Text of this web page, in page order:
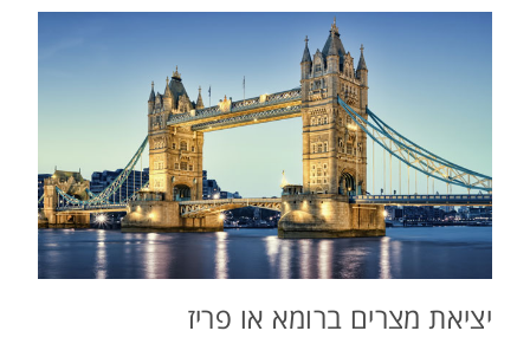
יציאת מצרים ברומא או פריז